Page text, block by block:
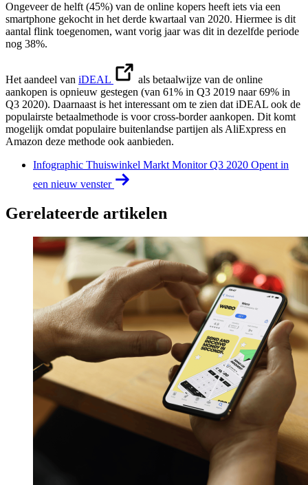
Ongeveer de helft (45%) van de online kopers heeft iets via een
smartphone gekocht in het derde kwartaal van 2020. Hiermee is dit
aantal flink toegenomen, want vorig jaar was dit in dezelfde periode
nog 38%.
Het aandeel van iDEAL
als betaalwijze van de online
aankopen is opnieuw gestegen (van 61% in Q3 2019 naar 69% in
Q3 2020). Daarnaast is het interessant om te zien dat iDEAL ook de
populairste betaalmethode is voor cross-border aankopen. Dit komt
mogelijk omdat populaire buitenlandse partijen als AliExpress en
Amazon deze methode ook aanbieden.
Infographic Thuiswinkel Markt Monitor Q3 2020 Opent in
een nieuw venster
Gerelateerde artikelen